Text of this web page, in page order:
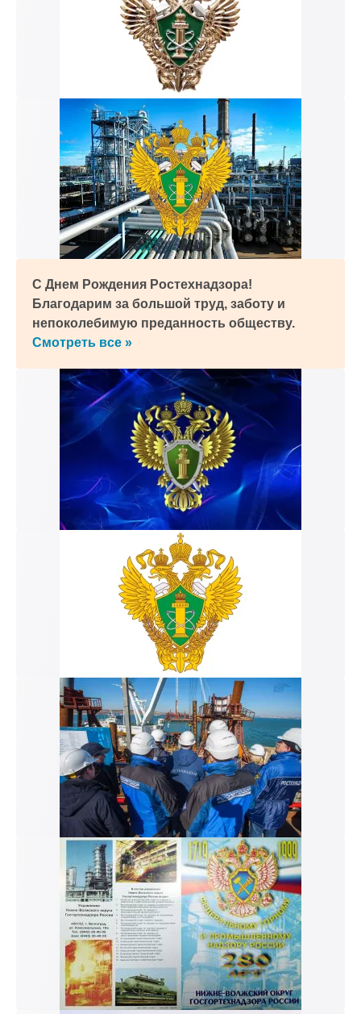
С Днем Рождения Ростехнадзора!
Благодарим за большой труд, заботу и
непоколебимую преданность обществу.
Смотреть все »